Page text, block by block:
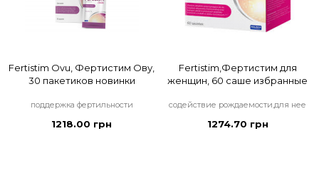
Fertistim Ovu, Фертистим Ову,
30 пакетиков новинки
поддержка фертильности
1218.00 грн
Fertistim,Фертистим для
женщин, 60 саше избранные
содействие рождаемости,для нее
1274.70 грн